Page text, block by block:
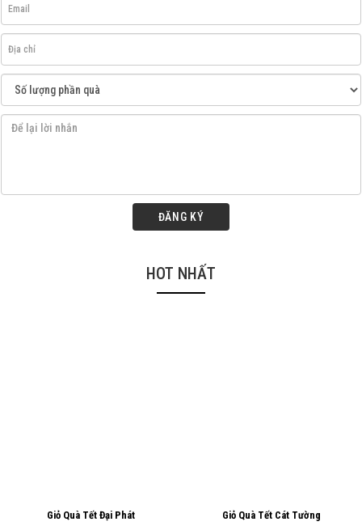
ĐĂNG KÝ
HOT NHẤT
Giỏ Quà Tết Đại Phát Giỏ Quà Tết Cát Tường